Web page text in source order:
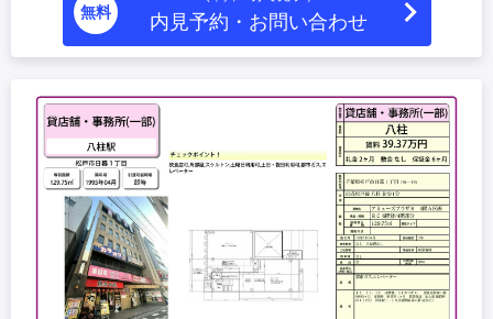
無料 内見予約・お問い合わせ